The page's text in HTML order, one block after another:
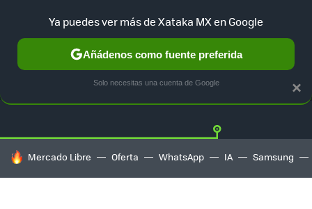
GUÍA DE COMPRAS MERCADO LIBRE
HOY SE HABLA DE
Mercado Libre Oferta WhatsApp IA Samsung
×
Ya puedes ver más de Xataka MX en Google
Añádenos como fuente preferida
Solo necesitas una cuenta de Google